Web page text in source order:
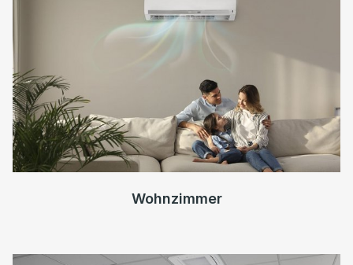
Wohnzimmer